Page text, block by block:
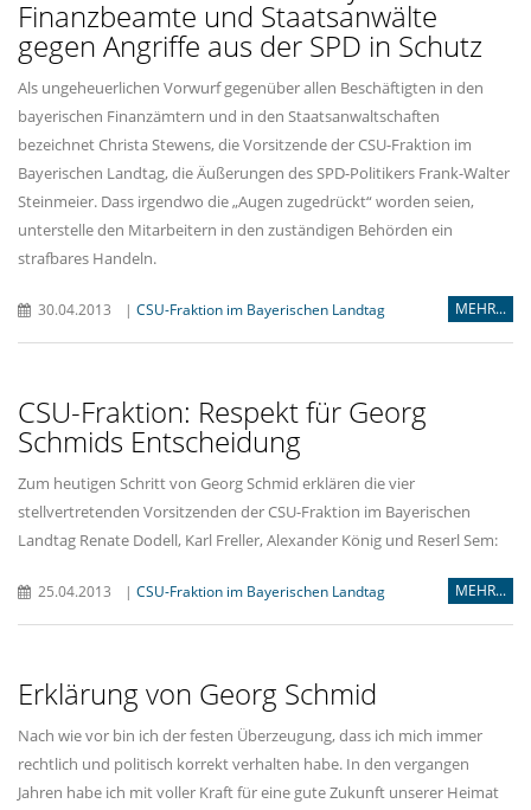
Finanzbeamte und Staatsanwälte
gegen Angriffe aus der SPD in Schutz
Als ungeheuerlichen Vorwurf gegenüber allen Beschäftigten in den
bayerischen Finanzämtern und in den Staatsanwaltschaften
bezeichnet Christa Stewens, die Vorsitzende der CSU-Fraktion im
Bayerischen Landtag, die Äußerungen des SPD-Politikers Frank-Walter
Steinmeier. Dass irgendwo die „Augen zugedrückt“ worden seien,
unterstelle den Mitarbeitern in den zuständigen Behörden ein
strafbares Handeln.
30.04.2013 | CSU-Fraktion im Bayerischen Landtag MEHR...
CSU-Fraktion: Respekt für Georg
Schmids Entscheidung
Zum heutigen Schritt von Georg Schmid erklären die vier
stellvertretenden Vorsitzenden der CSU-Fraktion im Bayerischen
Landtag Renate Dodell, Karl Freller, Alexander König und Reserl Sem:
25.04.2013 | CSU-Fraktion im Bayerischen Landtag MEHR...
Erklärung von Georg Schmid
Nach wie vor bin ich der festen Überzeugung, dass ich mich immer
rechtlich und politisch korrekt verhalten habe. In den vergangen
Jahren habe ich mit voller Kraft für eine gute Zukunft unserer Heimat